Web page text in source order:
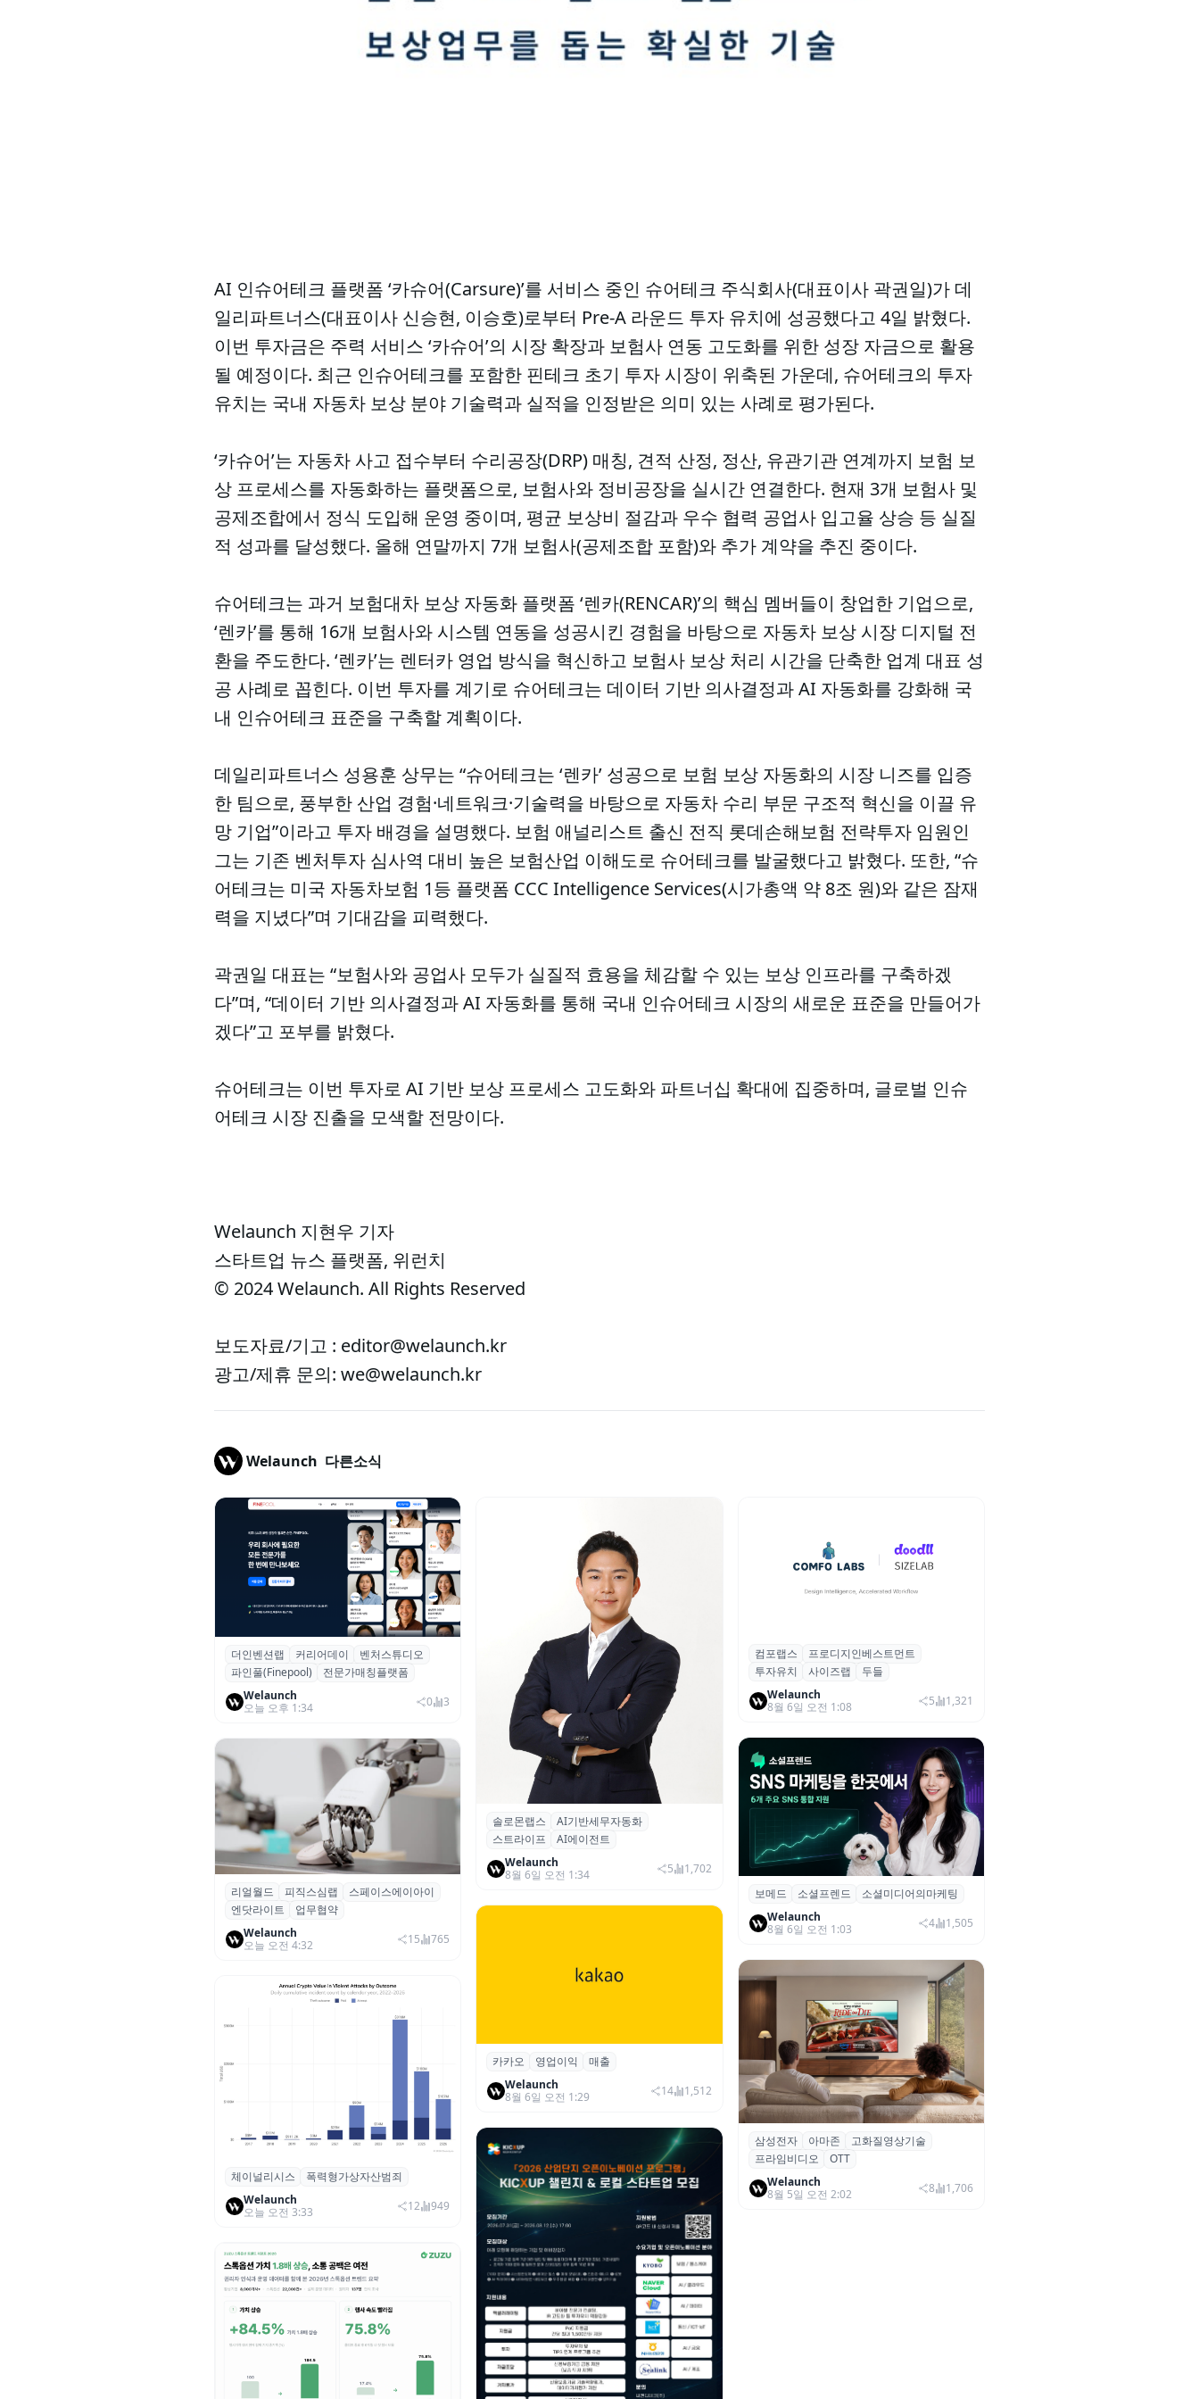
AI 인슈어테크 플랫폼 ‘카슈어(Carsure)’를 서비스 중인 슈어테크 주식회사(대표이사 곽권일)가 데
일리파트너스(대표이사 신승현, 이승호)로부터 Pre-A 라운드 투자 유치에 성공했다고 4일 밝혔다.
이번 투자금은 주력 서비스 ‘카슈어’의 시장 확장과 보험사 연동 고도화를 위한 성장 자금으로 활용
될 예정이다. 최근 인슈어테크를 포함한 핀테크 초기 투자 시장이 위축된 가운데, 슈어테크의 투자
유치는 국내 자동차 보상 분야 기술력과 실적을 인정받은 의미 있는 사례로 평가된다.
‘카슈어’는 자동차 사고 접수부터 수리공장(DRP) 매칭, 견적 산정, 정산, 유관기관 연계까지 보험 보
상 프로세스를 자동화하는 플랫폼으로, 보험사와 정비공장을 실시간 연결한다. 현재 3개 보험사 및
공제조합에서 정식 도입해 운영 중이며, 평균 보상비 절감과 우수 협력 공업사 입고율 상승 등 실질
적 성과를 달성했다. 올해 연말까지 7개 보험사(공제조합 포함)와 추가 계약을 추진 중이다.
슈어테크는 과거 보험대차 보상 자동화 플랫폼 ‘렌카(RENCAR)’의 핵심 멤버들이 창업한 기업으로,
‘렌카’를 통해 16개 보험사와 시스템 연동을 성공시킨 경험을 바탕으로 자동차 보상 시장 디지털 전
환을 주도한다. ‘렌카’는 렌터카 영업 방식을 혁신하고 보험사 보상 처리 시간을 단축한 업계 대표 성
공 사례로 꼽힌다. 이번 투자를 계기로 슈어테크는 데이터 기반 의사결정과 AI 자동화를 강화해 국
내 인슈어테크 표준을 구축할 계획이다.
데일리파트너스 성용훈 상무는 “슈어테크는 ‘렌카’ 성공으로 보험 보상 자동화의 시장 니즈를 입증
한 팀으로, 풍부한 산업 경험·네트워크·기술력을 바탕으로 자동차 수리 부문 구조적 혁신을 이끌 유
망 기업”이라고 투자 배경을 설명했다. 보험 애널리스트 출신 전직 롯데손해보험 전략투자 임원인
그는 기존 벤처투자 심사역 대비 높은 보험산업 이해도로 슈어테크를 발굴했다고 밝혔다. 또한, “슈
어테크는 미국 자동차보험 1등 플랫폼 CCC Intelligence Services(시가총액 약 8조 원)와 같은 잠재
력을 지녔다”며 기대감을 피력했다.
곽권일 대표는 “보험사와 공업사 모두가 실질적 효용을 체감할 수 있는 보상 인프라를 구축하겠
다”며, “데이터 기반 의사결정과 AI 자동화를 통해 국내 인슈어테크 시장의 새로운 표준을 만들어가
겠다”고 포부를 밝혔다.
슈어테크는 이번 투자로 AI 기반 보상 프로세스 고도화와 파트너십 확대에 집중하며, 글로벌 인슈
어테크 시장 진출을 모색할 전망이다.
Welaunch 지현우 기자
스타트업 뉴스 플랫폼, 위런치
© 2024 Welaunch. All Rights Reserved
보도자료/기고 : editor@welaunch.kr
광고/제휴 문의: we@welaunch.kr
Welaunch 다른소식
더인벤션랩·커리어데이, 스타트업 전문
가 매칭 플랫폼 ‘파인풀’ 출시
더인벤션랩 커리어데이
벤처스튜디오
파인풀(Finepool)
전문가매칭플랫폼
Welaunch
오늘 오후 1:34
0 3
리얼월드, 로봇테크 스타트업 3곳과 손
잡고 휴머노이드 표준 만든다
리얼월드 피직스심랩
스페이스에이아이
엔닷라이트
업무협약
Welaunch
오늘 오전 4:32
15 765
체이널리시스 “가상자산 보유자 대상 폭
력 범죄 증가…상반기 탈취액 3000만 달
러 돌파
체이널리시스
폭력형가상자산범죄
Welaunch
오늘 오전 3:33
12 949
솔로몬랩스, 스트라이프 출신 이창헌 영
입…절세 전략 AI 에이전트 개발 본격화
솔로몬랩스
AI기반세무자동화
스트라이프
AI에이전트
Welaunch
8월 6일 오전 1:34
5 1,702
카카오, 2026년 2분기 매출 2조985억·영
업이익 2770억…역대 분기 최대
카카오 영업이익
매출
Welaunch
8월 6일 오전 1:29
14 1,512
컴포랩스, 프로디지인베스트먼트로부터
시드 투자 유치
컴포랩스
프로디지인베스트먼트
투자유치
사이즈랩
두들
Welaunch
8월 6일 오전 1:08
5 1,321
보메드 ‘소셜프렌드’, 유튜브·인스타 등 6
개 SNS 마케팅 통합 지원
보메드 소셜프렌드
소셜미디어의마케팅
Welaunch
8월 6일 오전 1:03
4 1,505
삼성전자·아마존, 프라임 비디오에
‘HDR10+ 어드밴스드’ 적용
삼성전자 아마존
고화질영상기술
프라임비디오
OTT
Welaunch
8월 5일 오전 2:02
8 1,706